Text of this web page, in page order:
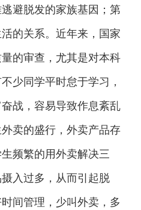
避脱发的家族基因；第
的关系。近年来，国家
的审查，尤其是对本科
少同学平时怠于学习，
战，容易导致作息紊乱
卖的盛行，外卖产品存
频繁的用外卖解决三
入过多，从而引起脱
间管理，少叫外卖，多